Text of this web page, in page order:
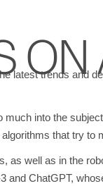
ON
latest trends and
into the
that try to
as well as in the
and ChatGPT,